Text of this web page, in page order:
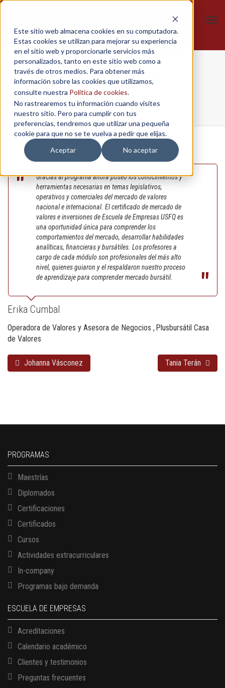
Este sitio web almacena cookies en su computadora.
Estas cookies se utilizan para mejorar su experiencia
en el sitio web y proporcionarle servicios más
personalizados, tanto en este sitio web como a
través de otros medios. Para obtener más
información sobre las cookies que utilizamos,
consulte nuestra Política de cookies.
No rastrearemos tu información cuando visites
nuestro sitio. Pero para cumplir con tus
preferencias, tendremos que utilizar una pequeña
cookie para que no se te vuelva a pedir que elijas.
Aceptar
No aceptar
Erika Cumbal
Home / Mercado de valores e inversiones / Erika Cumbal
Gracias al programa ahora poseo los conocimientos y
herramientas necesarias en temas legislativos,
operativos y comerciales del mercado de valores
nacional e internacional. El certificado de mercado de
valores e inversiones de Escuela de Empresas USFQ es
una oportunidad única para comprender los
comportamientos del mercado, desarrollar habilidades
analíticas, financieras y bursátiles. Los profesores a
cargo de cada módulo son profesionales del más alto
nivel, quienes guiaron y el respaldaron nuestro proceso
de aprendizaje para comprender mercado bursátil.
Erika Cumbal
Operadora de Valores y Asesora de Negocios Plusbursátil Casa
de Valores
Johanna Vásconez Tania Terán
PROGRAMAS
Maestrías
Diplomados
Certificaciones
Certificados
Cursos
Actividades extracurriculares
In-company
Programas bajo demanda
ESCUELA DE EMPRESAS
Acreditaciones
Calendario académico
Clientes y testimonios
Preguntas frecuentes